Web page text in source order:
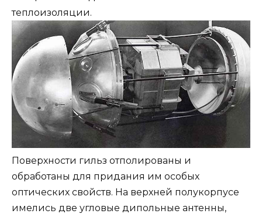
теплоизоляции.
Поверхности гильз отполированы и
обработаны для придания им особых
оптических свойств. На верхней полукорпусе
имелись две угловые дипольные антенны,